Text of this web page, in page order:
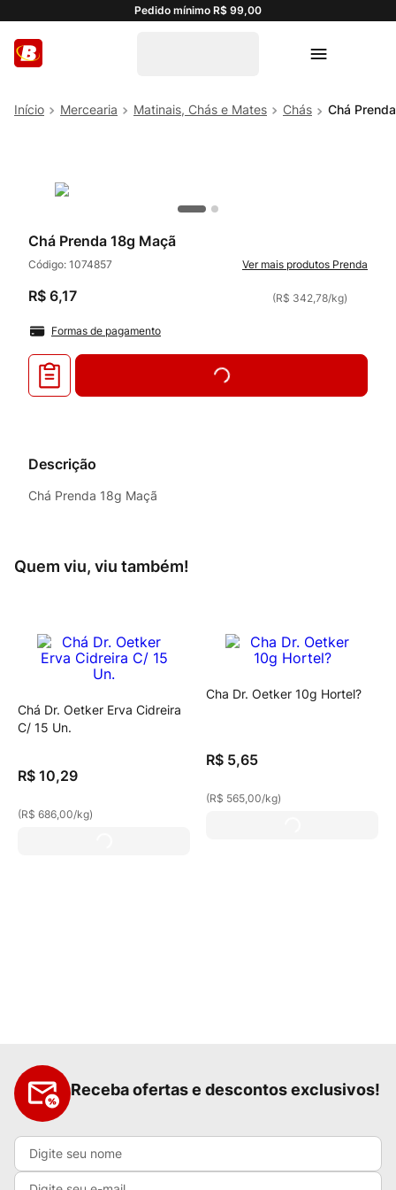
Pedido mínimo R$ 99,00
Mercearia Matinais, Chás e Mates Chás Chá
Chá Prenda 18g Maçã
Código: 1074857 Prenda
R$ 6,17 (R$ 342,78/kg)
Formas de pagamento
Descrição
Chá Prenda 18g Maçã
Quem viu, viu também!
Chá Dr. Oetker Erva Cidreira
C/ 15 Un.
R$ 10,29
(R$ 686,00/kg)
Cha Dr. Oetker 10g Hortel?
R$ 5,65
(R$ 565,00/kg)
Receba ofertas e descontos exclusivos!